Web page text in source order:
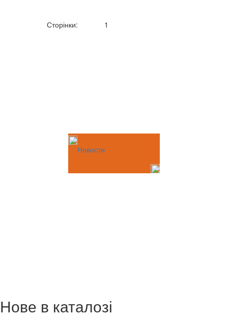
Сторінки: 1
Новости
Нове в каталозі